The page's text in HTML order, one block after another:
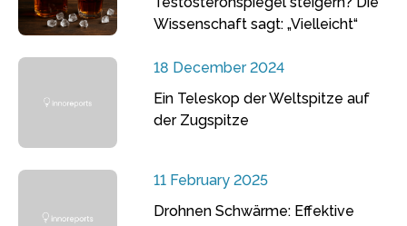
Wissenschaft sagt: „Vielleicht“
18 December 2024
Ein Teleskop der Weltspitze auf
der Zugspitze
11 February 2025
Drohnen Schwärme: Effektive